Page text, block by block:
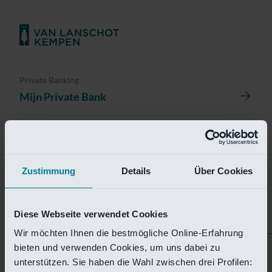
Zustimmung Details Über Cookies
Diese Webseite verwendet Cookies
Wir möchten Ihnen die bestmögliche Online-Erfahrung
bieten und verwenden Cookies, um uns dabei zu
unterstützen. Sie haben die Wahl zwischen drei Profilen:
Private Banking
Mijn Private Bank
Helaas is deze pagina